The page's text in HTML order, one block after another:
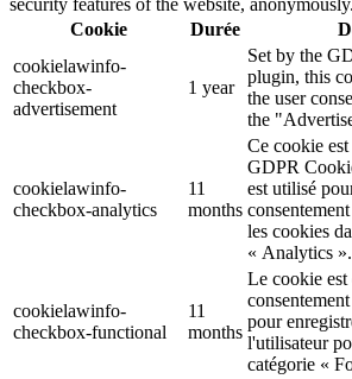
security features of the website, anonymously.
Cookie
Durée
cookielawinfo-
checkbox-
advertisement
1 year
Set by the
plugin, this
the user
the
cookielawinfo-
checkbox-analytics
11
months
Ce cookie
GDPR
est utilisé
les cookies
« Analytics ».
cookielawinfo-
checkbox-functional
11
months
Le cookie
pour
l'utilisateur
catégorie «